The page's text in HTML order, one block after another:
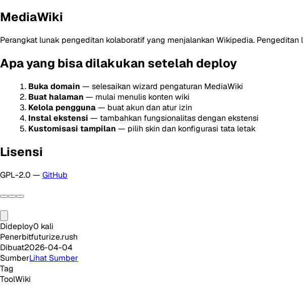
MediaWiki
Perangkat lunak pengeditan kolaboratif yang menjalankan Wikipedia.
Apa yang bisa dilakukan setelah deploy
Buka domain — selesaikan wizard pengaturan MediaWiki
Buat halaman — mulai menulis konten wiki
Kelola pengguna— buat akun dan atur izin
Instal ekstensi — tambahkan fungsionalitas dengan ekstensi
Kustomisasi tampilan — pilih skin dan konfigurasi tata letak
Lisensi
GPL-2.0 — GitHub
Dideploy0 kali
Penerbitfuturize.rush
Dibuat2026-04-04
SumberLihat Sumber
Tag
ToolWiki